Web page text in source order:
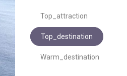
Top_attraction
Top_destination
Warm_destination